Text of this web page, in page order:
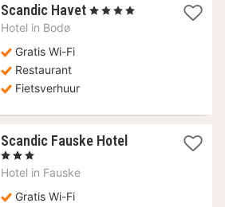
Scandic Havet 1
, 4 Sterren
Hotel in Bodø
Gratis Wi-Fi
Restaurant
Fietsverhuur
Scandic Fauske Hotel1
, 3 Sterren
Hotel in Fauske
Gratis Wi-Fi